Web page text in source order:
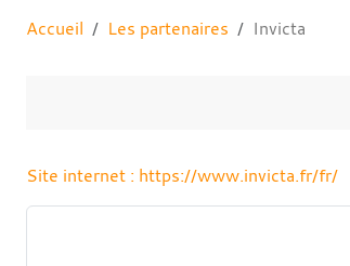
Accueil Les partenaires Invicta
Site internet : https://www.invicta.fr/fr/